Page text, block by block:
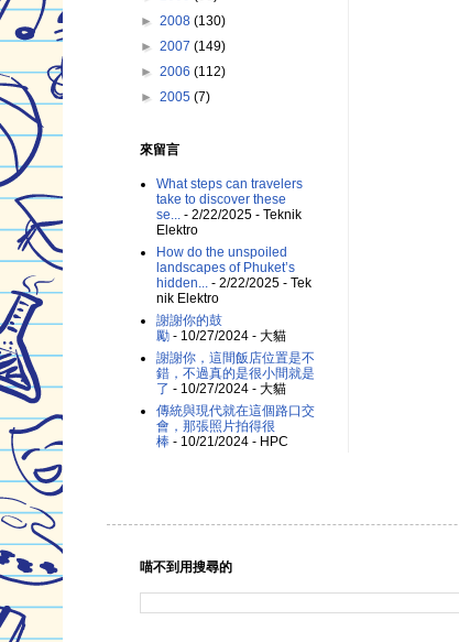
► 2008 (130)
► 2007 (149)
► 2006 (112)
► 2005 (7)
來留言
What steps can travelers
take to discover these
se... - 2/22/2025 - Teknik
Elektro
How do the unspoiled
landscapes of Phuket’s
hidden... - 2/22/2025 - Tek
nik Elektro
謝謝你的鼓
勵 - 10/27/2024 - 大貓
謝謝你，這間飯店位置是不
錯，不過真的是很小間就是
了 - 10/27/2024 - 大貓
傳統與現代就在這個路口交
會，那張照片拍得很
棒 - 10/21/2024 - HPC
喵不到用搜尋的